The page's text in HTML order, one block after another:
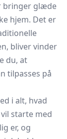
bringer glæde
hjem. Det er
bliver vinder
du, at
tilpasses på
i alt, hvad
starte med
er, og